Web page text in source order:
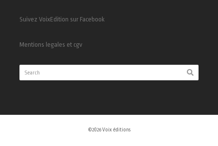
Suivez VoixEdition sur Facebook
Mentions legales et cgv
©2026 Voix éditions